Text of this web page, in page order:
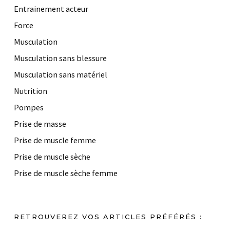
Entrainement acteur
Force
Musculation
Musculation sans blessure
Musculation sans matériel
Nutrition
Pompes
Prise de masse
Prise de muscle femme
Prise de muscle sèche
Prise de muscle sèche femme
RETROUVEREZ VOS ARTICLES PRÉFÉRÉS :